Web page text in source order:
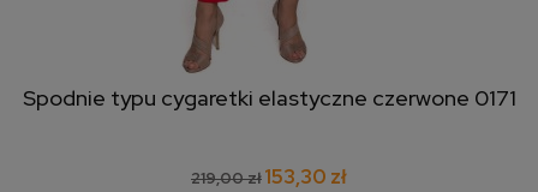
Spodnie typu cygaretki elastyczne czerwone 0171
219,00 zł153,30 zł